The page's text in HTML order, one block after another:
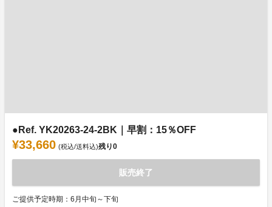
●Ref. YK20263-24-2BK｜早割：15％OFF
¥33,660 (税込/送料込)残り0
販売終了
ご提供予定時期：6月中旬～下旬